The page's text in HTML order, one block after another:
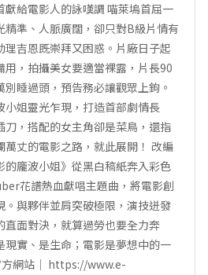
給電影人的詠嘆調 喵萊塢首屈一
精準、人脈廣闊，卻只對B級片情有
吉恩既崇拜又困惑。片廠日子起
，拍攝美女要適當裸露，片長90
睡過頭，預告務必讓觀眾上鉤。
小姐靈光乍現，打造首部劇情長
刀，搭配的女主角卻是菜鳥，還指
丈的電影之路，就此展開！ 改編
的龐波小姐》從黑白稿紙奔入彩色
花譜熱血獻唱主題曲，將電影創
。與夥伴並肩突破極限，演技迸發
直面對決，就算過勞也要全力奔
現實、是生命；電影是夢想中的一
網站｜ https://www.e-